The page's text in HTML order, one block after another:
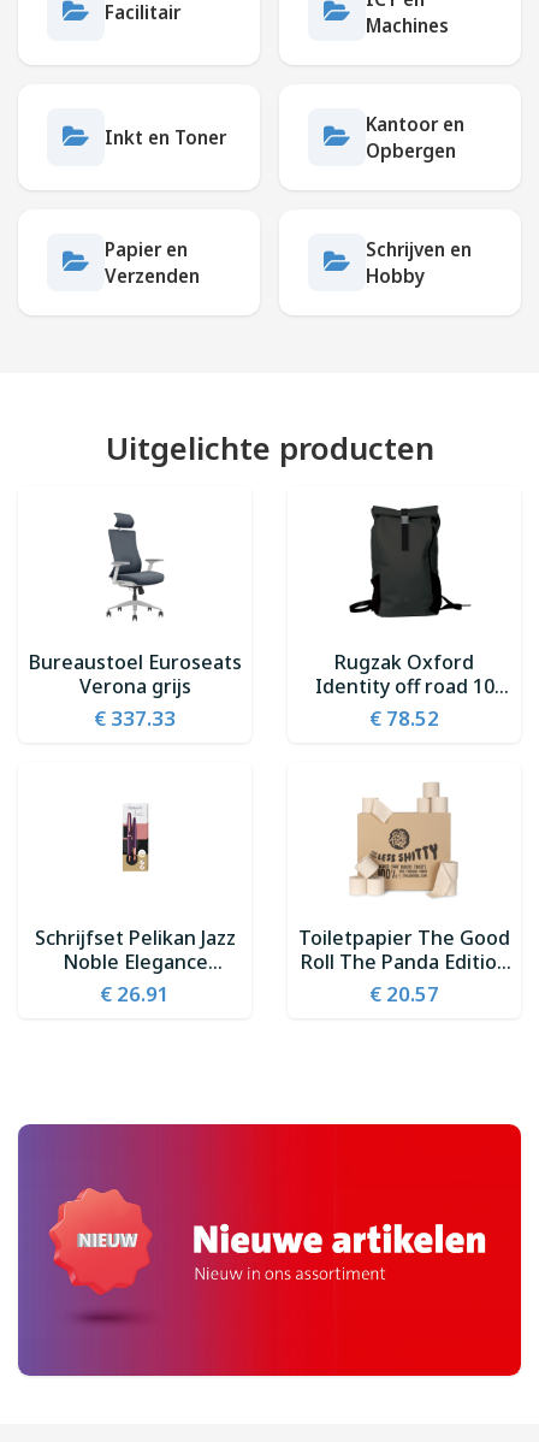
Facilitair
Machines
Inkt en Toner
Kantoor en
Opbergen
Papier en
Verzenden
Schrijven en
Hobby
Uitgelichte producten
Bureaustoel Euroseats
Verona grijs
€ 337.33
Rugzak Oxford
Identity off road 10
vakken zwart
€ 78.52
Schrijfset Pelikan Jazz
Noble Elegance
K36+P36 medium viola
€ 26.91
Toiletpapier The Good
Roll The Panda Edition
Naked bamboe 2-laags
24x300 vel naturel
€ 20.57